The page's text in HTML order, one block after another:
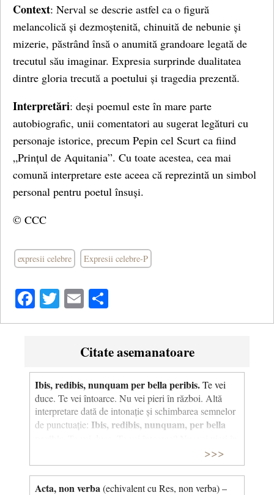
Context: Nerval se descrie astfel ca o figură
melancolică și dezmoștenită, chinuită de nebunie și
mizerie, păstrând însă o anumită grandoare legată de
trecutul său imaginar. Expresia surprinde dualitatea
dintre gloria trecută a poetului și tragedia prezentă.
Interpretări: deși poemul este în mare parte
autobiografic, unii comentatori au sugerat legături cu
personaje istorice, precum Pepin cel Scurt ca fiind
„Prințul de Aquitania”. Cu toate acestea, cea mai
comună interpretare este aceea că reprezintă un simbol
personal pentru poetul însuși.
© CCC
expresii celebre Expresii celebre-P
Facebook
Twitter
Email
Citate asemanatoare
Ibis, redibis, nunquam per bella peribis.Te vei
duce. Te vei întoarce. Nu vei pieri în război. Altă
interpretare dată de intonație și schimbarea semnelor
de punctuație: Ibis, redibis, nunquam, per bella
război. Expresia latină “Ibis, redibis, nunquam per
bella peribis” (alternativ, “Ibis, redibis, nunquam in
bello morieris”) este răspunsul dat de o sibilă
(preoteasă cu darul profeției la greco-romani) unui
>>>
Acta, non verba(echivalent cu Res, non verba) –